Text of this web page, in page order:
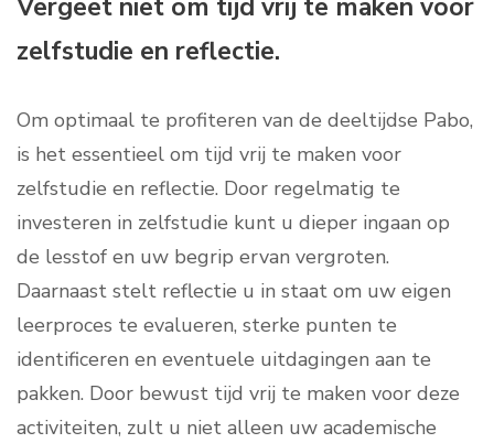
Vergeet niet om tijd vrij te maken voor
zelfstudie en reflectie.
Om optimaal te profiteren van de deeltijdse Pabo,
is het essentieel om tijd vrij te maken voor
zelfstudie en reflectie. Door regelmatig te
investeren in zelfstudie kunt u dieper ingaan op
de lesstof en uw begrip ervan vergroten.
Daarnaast stelt reflectie u in staat om uw eigen
leerproces te evalueren, sterke punten te
identificeren en eventuele uitdagingen aan te
pakken. Door bewust tijd vrij te maken voor deze
activiteiten, zult u niet alleen uw academische